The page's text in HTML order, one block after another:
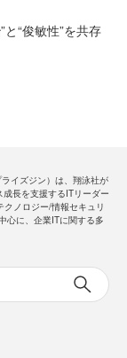
“俊敏性”を共存
イズジン）は、翔泳社が
長を支援するITリーダー
ノロジー/情報セキュリ
心に、企業ITに関する多